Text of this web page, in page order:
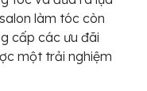
làm tóc còn
cấp các ưu đãi
một trải nghiệm